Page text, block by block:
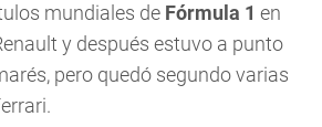
mundiales de Fórmula 1 en
y después estuvo a punto
pero quedó segundo varias